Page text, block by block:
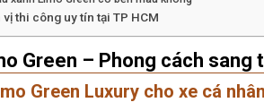
thi công uy tín tại TP HCM
Green – Phong cách sang
Green Luxury cho xe cá nhân